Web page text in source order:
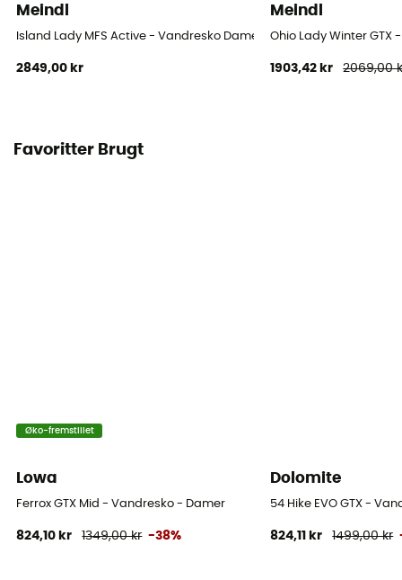
Meindl
Island Lady MFS Active - Vandresko Damer
2849,00 kr
Meindl
Ohio Lady Winter GTX
1903,42 kr 2069,00
Favoritter Brugt
Øko-fremstillet
Lowa
Ferrox GTX Mid - Vandresko - Damer
824,10 kr 1349,00 kr -38%
Dolomite
54 Hike EVO GTX -
824,11 kr 1499,00 kr